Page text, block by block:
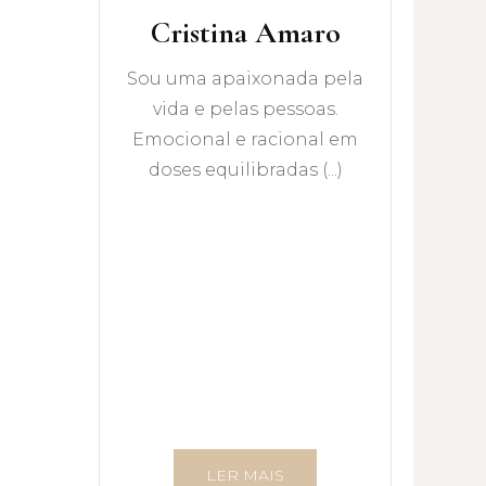
Cristina Amaro
Sou uma apaixonada pela
vida e pelas pessoas.
Emocional e racional em
doses equilibradas (...)
LER MAIS